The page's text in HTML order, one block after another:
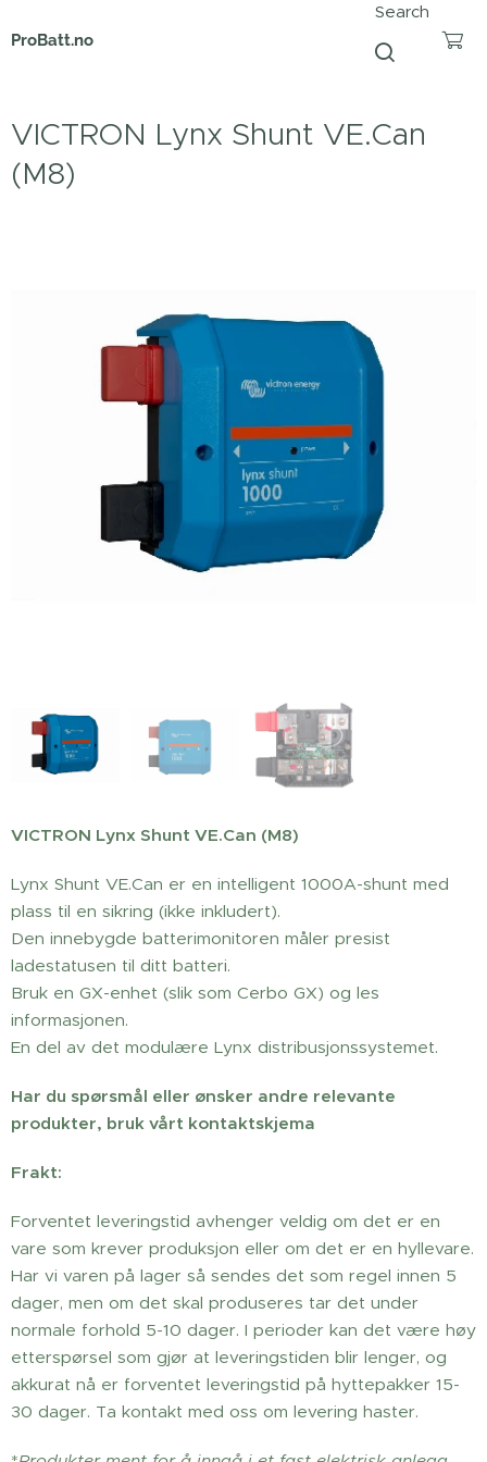
ProBatt.no
Search
VICTRON Lynx Shunt VE.Can
(M8)
VICTRON Lynx Shunt VE.Can (M8)
Lynx Shunt VE.Can er en intelligent 1000A-shunt med
plass til en sikring (ikke inkludert).
Den innebygde batterimonitoren måler presist
ladestatusen til ditt batteri.
Bruk en GX-enhet (slik som Cerbo GX) og les
informasjonen.
En del av det modulære Lynx distribusjonssystemet.
Har du spørsmål eller ønsker andre relevante
produkter, bruk vårt kontaktskjema
Frakt:
Forventet leveringstid avhenger veldig om det er en
vare som krever produksjon eller om det er en hyllevare.
Har vi varen på lager så sendes det som regel innen 5
dager, men om det skal produseres tar det under
normale forhold 5-10 dager. I perioder kan det være høy
etterspørsel som gjør at leveringstiden blir lenger, og
akkurat nå er forventet leveringstid på hyttepakker 15-
30 dager. Ta kontakt med oss om levering haster.